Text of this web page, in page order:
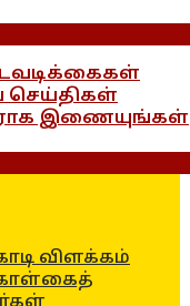
செய்திகள்
இணையுங்கள்
விளக்கம்